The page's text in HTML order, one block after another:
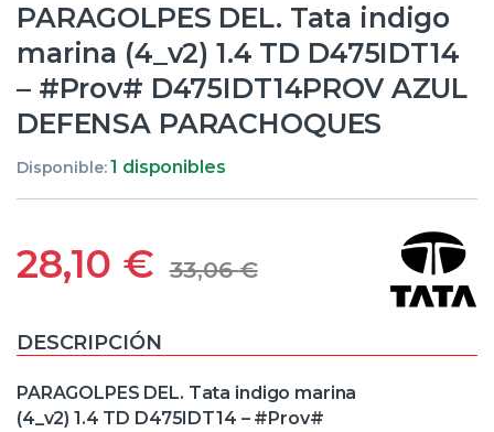
PARAGOLPES DEL. Tata indigo
marina (4_v2) 1.4 TD D475IDT14
– #Prov# D475IDT14PROV AZUL
DEFENSA PARACHOQUES
Disponible:1 disponibles
28,10 € 33,06€
DESCRIPCIÓN
PARAGOLPES DEL. Tata indigo marina
(4_v2) 1.4 TD D475IDT14 – #Prov#